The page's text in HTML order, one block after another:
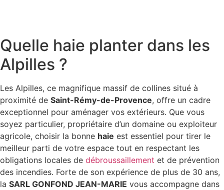
Quelle haie planter dans les
Alpilles ?
Les Alpilles, ce magnifique massif de collines situé à
proximité de Saint-Rémy-de-Provence, offre un cadre
exceptionnel pour aménager vos extérieurs. Que vous
soyez particulier, propriétaire d’un domaine ou exploiteur
agricole, choisir la bonne haie est essentiel pour tirer le
meilleur parti de votre espace tout en respectant les
obligations locales de débroussaillement et de prévention
des incendies. Forte de son expérience de plus de 30 ans,
la SARL GONFOND JEAN-MARIE vous accompagne dans